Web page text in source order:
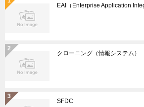
EAI（Enterprise Application
クローニング（情報システム）
SFDC